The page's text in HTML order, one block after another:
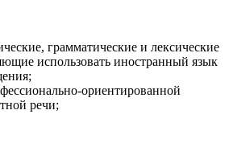
грамматические и лексические
использовать иностранный язык
ориентированной
речи;